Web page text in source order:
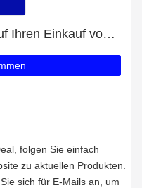
Erhalten Sie 36% Rabatt auf Ihren Einkauf von Hantelscheiben
folgen Sie einfach
zu aktuellen Produkten.
sich für E-Mails an, um